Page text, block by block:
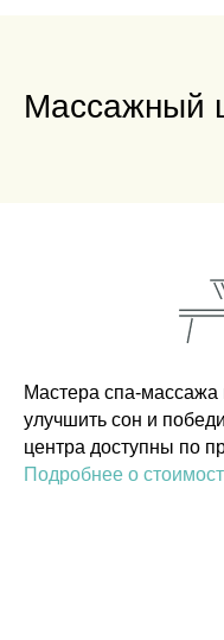
Массажный
Мастера спа-массажа
улучшить сон и
центра доступны по
Подробнее о